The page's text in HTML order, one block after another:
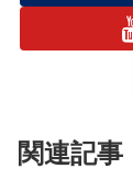
関連記事